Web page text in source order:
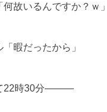
何故いるんですか？ｗ」
「暇だったから」
22時30分―――